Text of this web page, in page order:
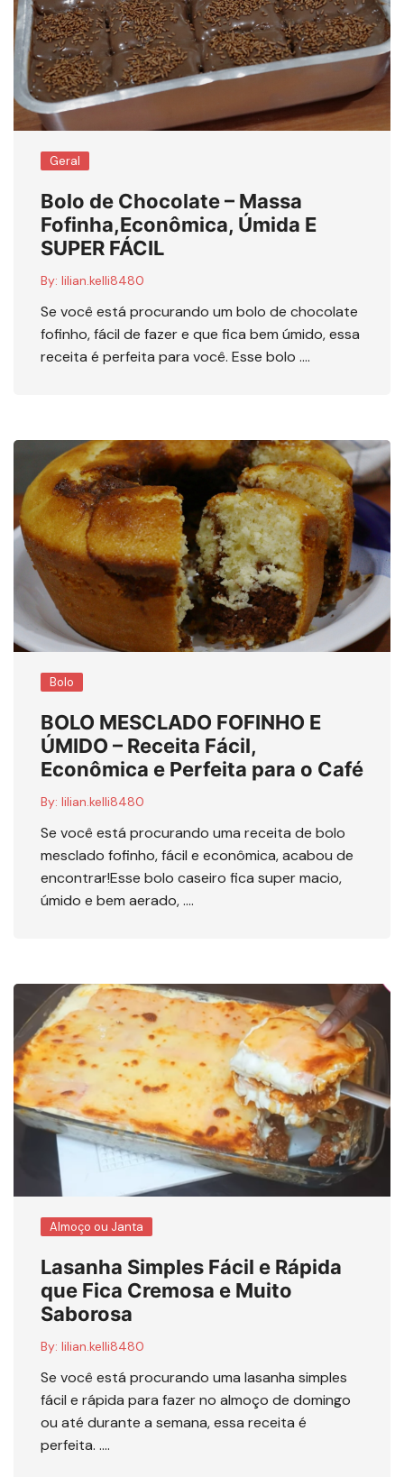
Geral
Bolo de Chocolate – Massa
Fofinha,Econômica, Úmida E
SUPER FÁCIL
By: lilian.kelli8480
Se você está procurando um bolo de chocolate
fofinho, fácil de fazer e que fica bem úmido, essa
receita é perfeita para você. Esse bolo ….
Bolo
BOLO MESCLADO FOFINHO E
ÚMIDO – Receita Fácil,
Econômica e Perfeita para o Café
By: lilian.kelli8480
Se você está procurando uma receita de bolo
mesclado fofinho, fácil e econômica, acabou de
encontrar!Esse bolo caseiro fica super macio,
úmido e bem aerado, ….
Almoço ou Janta
Lasanha Simples Fácil e Rápida
que Fica Cremosa e Muito
Saborosa
By: lilian.kelli8480
Se você está procurando uma lasanha simples
fácil e rápida para fazer no almoço de domingo
ou até durante a semana, essa receita é
perfeita. ….